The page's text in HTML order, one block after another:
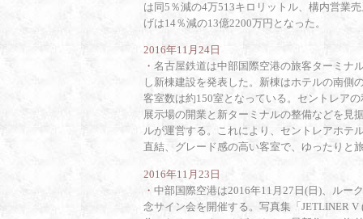
は同5％減の4万513キロリットル、構内営業
げは14％減の13億2200万円となった。
2016年11月24日
・ 名古屋鉄道は中部国際空港の旅客ターミナ
し新棟建設を発表した。新棟はホテルの南側
客室数は約150室となっている。セントレア
展示場の開業と新ターミナルの整備などを見
ルが運営する。これにより、セントレアホテ
直結、グレード感の高い客室で、ゆったりと
2016年11月23日
・ 中部国際空港は2016年11月27日(日)、ルー
念サイン会を開催する。写真集「JETLINER